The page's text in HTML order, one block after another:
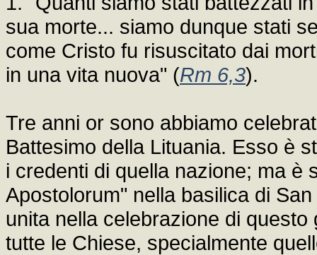
sua morte... siamo dunque stati
come Cristo fu risuscitato dai
in una vita nuova" (Rm 6,3).
Tre anni or sono abbiamo
Battesimo della Lituania. Esso è
i credenti di quella nazione; ma è
Apostolorum" nella basilica di
unita nella celebrazione di
tutte le Chiese, specialmente